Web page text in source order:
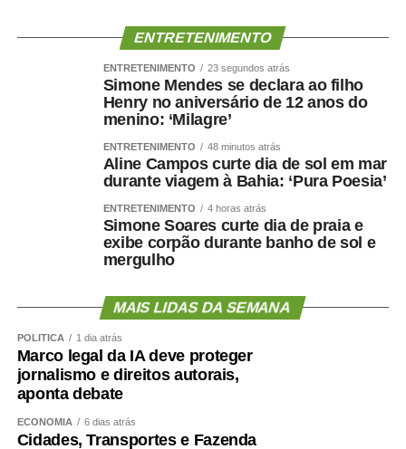
ENTRETENIMENTO
ENTRETENIMENTO 23 segundos atrás
Simone Mendes se declara ao filho
Henry no aniversário de 12 anos do
menino: ‘Milagre’
ENTRETENIMENTO 48 minutos atrás
Aline Campos curte dia de sol em mar
durante viagem à Bahia: ‘Pura Poesia’
ENTRETENIMENTO 4 horas atrás
Simone Soares curte dia de praia e
exibe corpão durante banho de sol e
mergulho
MAIS LIDAS DA SEMANA
POLÍTICA 1 dia atrás
Marco legal da IA deve proteger
jornalismo e direitos autorais,
aponta debate
ECONOMIA 6 dias atrás
Cidades, Transportes e Fazenda